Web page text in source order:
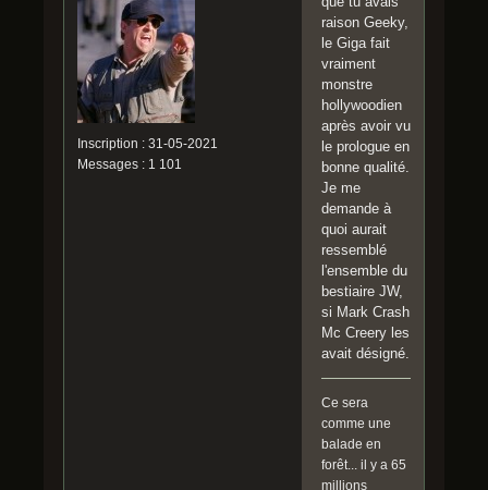
12,
2022
Inscription : 31-05-2021
Messages : 1 101
raison Geeky,
le Giga fait
vraiment
monstre
hollywoodien
après avoir vu
le prologue en
bonne qualité.
Je me
demande à
quoi aurait
ressemblé
l'ensemble du
bestiaire JW,
si Mark Crash
Mc Creery les
avait désigné.
Ce sera
comme une
balade en
forêt... il y a 65
millions